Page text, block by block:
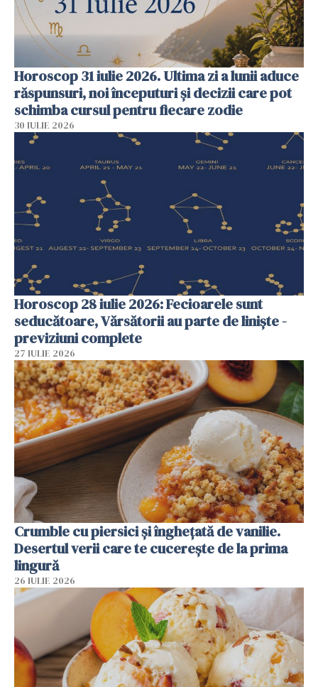
Horoscop 31 iulie 2026. Ultima zi a lunii aduce
răspunsuri, noi începuturi și decizii care pot
schimba cursul pentru fiecare zodie
30 IULIE 2026
Horoscop 28 iulie 2026: Fecioarele sunt
seducătoare, Vărsătorii au parte de liniște -
previziuni complete
27 IULIE 2026
Crumble cu piersici și înghețată de vanilie.
Desertul verii care te cucerește de la prima
lingură
26 IULIE 2026